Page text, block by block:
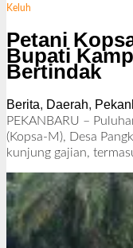
Keluh
Petani
Bupati
Bertindak
Berita, Daerah,
PEKANBARU –
(Kopsa-M), Desa
kunjung gajian,